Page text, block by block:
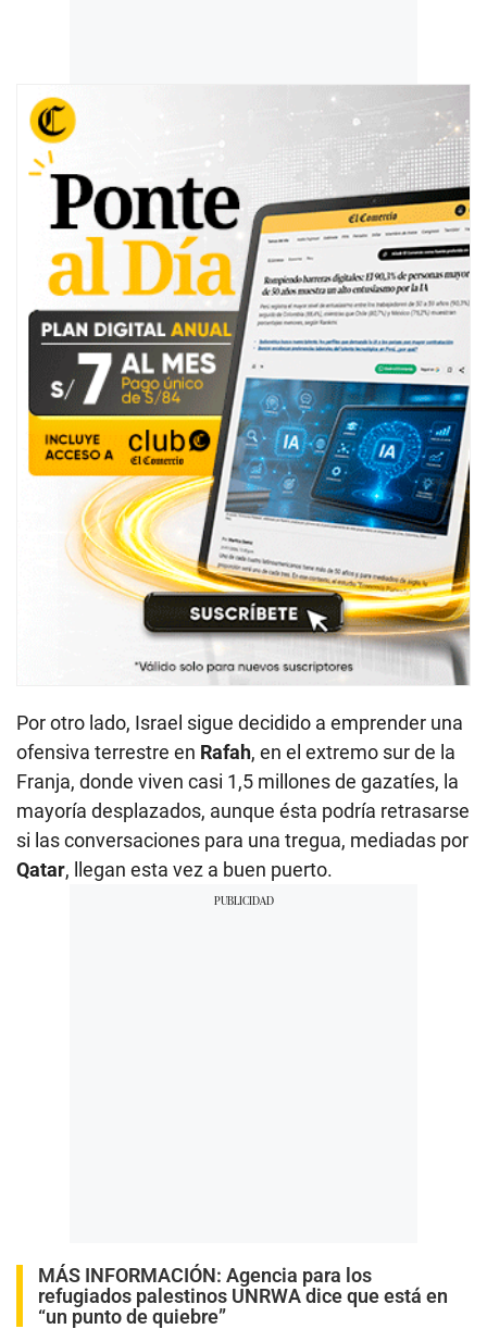
Por otro lado, Israel sigue decidido a emprender una
ofensiva terrestre en Rafah, en el extremo sur de la
Franja, donde viven casi 1,5 millones de gazatíes, la
mayoría desplazados, aunque ésta podría retrasarse
si las conversaciones para una tregua, mediadas por
Qatar, llegan esta vez a buen puerto.
MÁS INFORMACIÓN: Agencia para los
refugiados palestinos UNRWA dice que está en
“un punto de quiebre”